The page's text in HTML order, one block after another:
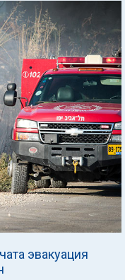
эвакуация